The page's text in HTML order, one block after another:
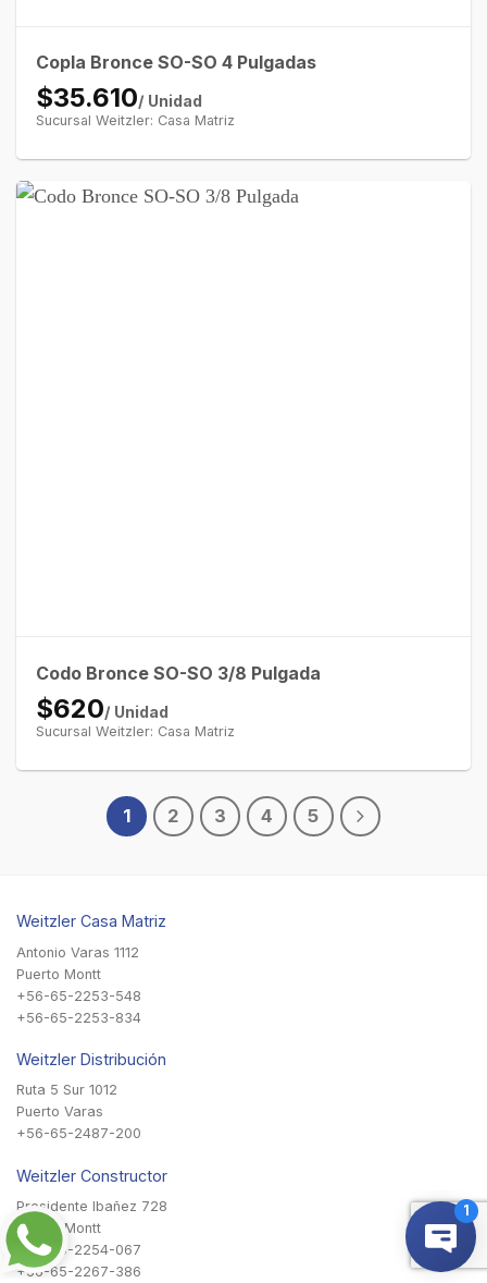
Copla Bronce SO-SO 4 Pulgadas
$35.610/ Unidad
Sucursal Weitzler: Casa Matriz
Codo Bronce SO-SO 3/8 Pulgada
$620/ Unidad
Sucursal Weitzler: Casa Matriz
1 2 3 4 5
Weitzler Casa Matriz
Antonio Varas 1112
Puerto Montt
+56-65-2253-548
+56-65-2253-834
Weitzler Distribución
Ruta 5 Sur 1012
Puerto Varas
+56-65-2487-200
Weitzler Constructor
Presidente Ibañez 728
Puerto Montt
+56-65-2254-067
+56-65-2267-386